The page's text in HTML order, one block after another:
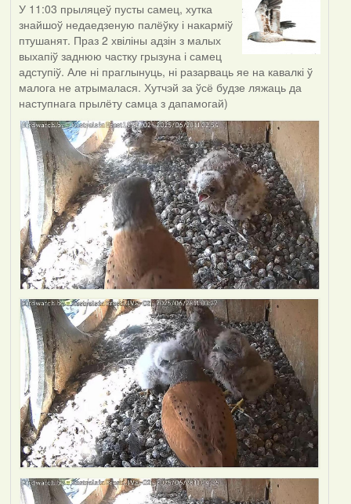
У 11:03 прыляцеў пусты самец, хутка
знайшоў недаедзеную палёўку і накарміў
птушанят. Праз 2 хвіліны адзін з малых
выхапіў заднюю частку грызуна і самец
адступіў. Але ні праглынуць, ні разарваць яе на кавалкі ў
малога не атрымалася. Хутчэй за ўсё будзе ляжаць да
наступнага прылёту самца з дапамогай)